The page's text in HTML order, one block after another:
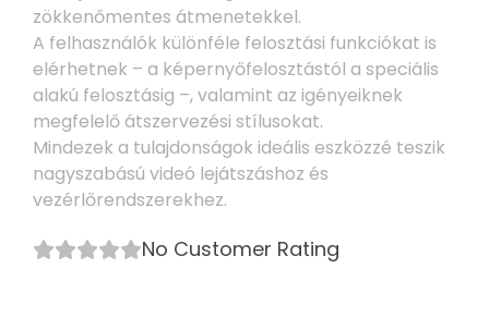
zökkenőmentes átmenetekkel.
A felhasználók különféle felosztási funkciókat is
elérhetnek – a képernyőfelosztástól a speciális
alakú felosztásig –, valamint az igényeiknek
megfelelő átszervezési stílusokat.
Mindezek a tulajdonságok ideális eszközzé teszik
nagyszabású videó lejátszáshoz és
vezérlőrendszerekhez.
No Customer Rating